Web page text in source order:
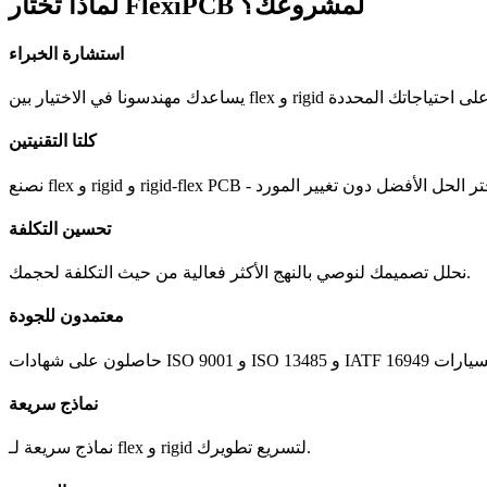
استشارة الخبراء
كلتا التقنيتين
تحسين التكلفة
نحلل تصميمك لنوصي بالنهج الأكثر فعالية من حيث التكلفة لحجمك.
معتمدون للجودة
نماذج سريعة
نماذج سريعة لـ flex و rigid لتسريع تطويرك.